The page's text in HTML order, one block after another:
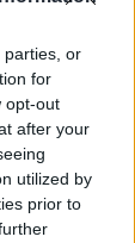
parties, or
for
opt-out
after your
utilized by
prior to